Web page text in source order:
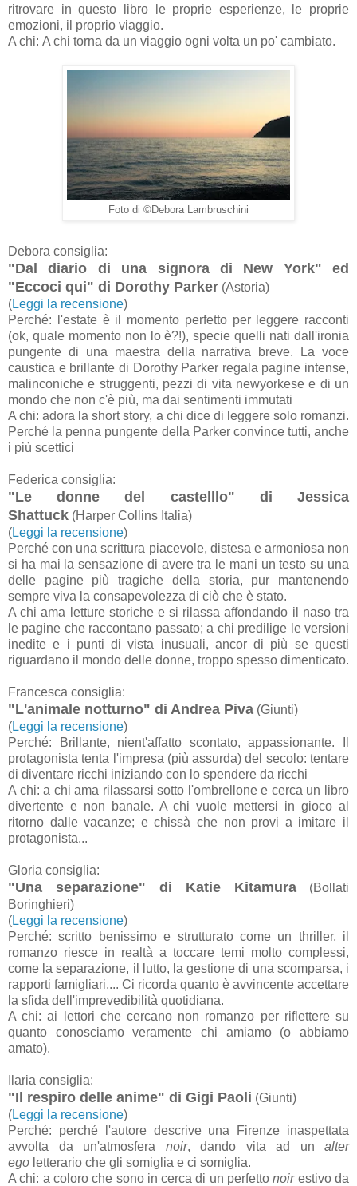
ritrovare in questo libro le proprie esperienze, le proprie
emozioni, il proprio viaggio.
A chi: A chi torna da un viaggio ogni volta un po' cambiato.
Foto di ©Debora Lambruschini
Debora consiglia:
"Dal diario di una signora di New York" ed
"Eccoci qui" di Dorothy Parker (Astoria)
(Leggi la recensione)
Perché: l'estate è il momento perfetto per leggere racconti
(ok, quale momento non lo è?!), specie quelli nati dall'ironia
pungente di una maestra della narrativa breve. La voce
caustica e brillante di Dorothy Parker regala pagine intense,
malinconiche e struggenti, pezzi di vita newyorkese e di un
mondo che non c'è più, ma dai sentimenti immutati
A chi: adora la short story, a chi dice di leggere solo romanzi.
Perché la penna pungente della Parker convince tutti, anche
i più scettici
Federica consiglia:
"Le donne del castelllo" di Jessica
Shattuck (Harper Collins Italia)
(Leggi la recensione)
Perché con una scrittura piacevole, distesa e armoniosa non
si ha mai la sensazione di avere tra le mani un testo su una
delle pagine più tragiche della storia, pur mantenendo
sempre viva la consapevolezza di ciò che è stato.
A chi ama letture storiche e si rilassa affondando il naso tra
le pagine che raccontano passato; a chi predilige le versioni
inedite e i punti di vista inusuali, ancor di più se questi
riguardano il mondo delle donne, troppo spesso dimenticato.
Francesca consiglia:
"L'animale notturno" di Andrea Piva (Giunti)
(Leggi la recensione)
Perché: Brillante, nient'affatto scontato, appassionante. Il
protagonista tenta l'impresa (più assurda) del secolo: tentare
di diventare ricchi iniziando con lo spendere da ricchi
A chi: a chi ama rilassarsi sotto l'ombrellone e cerca un libro
divertente e non banale. A chi vuole mettersi in gioco al
ritorno dalle vacanze; e chissà che non provi a imitare il
protagonista...
Gloria consiglia:
"Una separazione" di Katie Kitamura (Bollati
Boringhieri)
(Leggi la recensione)
Perché: scritto benissimo e strutturato come un thriller, il
romanzo riesce in realtà a toccare temi molto complessi,
come la separazione, il lutto, la gestione di una scomparsa, i
rapporti famigliari,... Ci ricorda quanto è avvincente accettare
la sfida dell'imprevedibilità quotidiana.
A chi: ai lettori che cercano non romanzo per riflettere su
quanto conosciamo veramente chi amiamo (o abbiamo
amato).
Ilaria consiglia:
"Il respiro delle anime" di Gigi Paoli (Giunti)
(Leggi la recensione)
Perché: perché l'autore descrive una Firenze inaspettata
avvolta da un'atmosfera
noir, dando vita ad un
alter
ego letterario che gli somiglia e ci somiglia.
A chi: a coloro che sono in cerca di un perfetto noir estivo da